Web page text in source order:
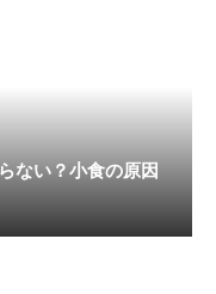
ない？小食の原因